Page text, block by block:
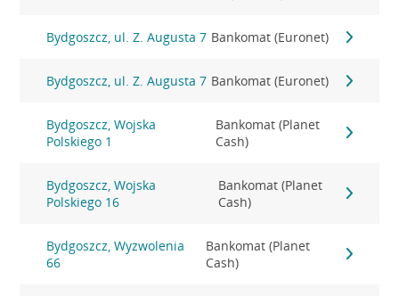
Bydgoszcz, ul. Z. Augusta 7 Bankomat (Euronet)
Bydgoszcz, ul. Z. Augusta 7 Bankomat (Euronet)
Bydgoszcz, Wojska
Polskiego 1
Bankomat (Planet
Cash)
Bydgoszcz, Wojska
Polskiego 16
Bankomat (Planet
Cash)
Bydgoszcz, Wyzwolenia
66
Bankomat (Planet
Cash)